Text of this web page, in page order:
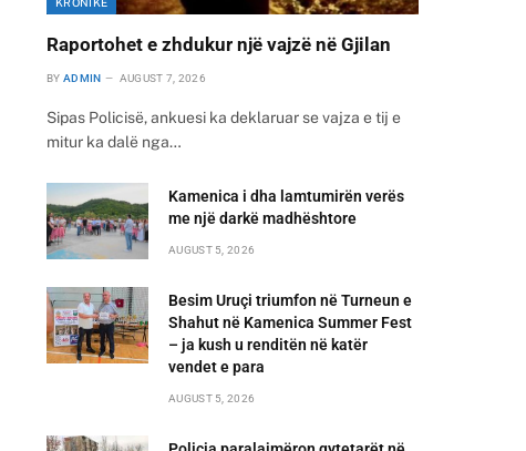
Raportohet e zhdukur një vajzë në Gjilan
BY ADMIN AUGUST 7, 2026
Sipas Policisë, ankuesi ka deklaruar se vajza e tij e
mitur ka dalë nga…
Kamenica i dha lamtumirën verës
me një darkë madhështore
AUGUST 5, 2026
Besim Uruçi triumfon në Turneun e
Shahut në Kamenica Summer Fest
– ja kush u renditën në katër
vendet e para
AUGUST 5, 2026